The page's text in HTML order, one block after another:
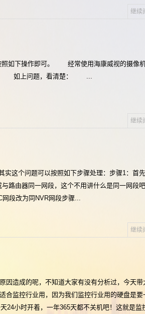
继续
照如下操作即可。 经常使用海康威视的摄像
吧！ 如上问题，看清楚： ...
继续
这个问题可以按照如下步骤处理：步骤1：首
路由器同一网段，这个不用讲什么是同一网段
段改为同NVR网段步骤...
继续
因造成的呢，不知道大家有没有分析过，今天带
合监控行业用，因为我们监控行业用的硬盘是要
24小时开着，一年365天都不关机吧！这就是监